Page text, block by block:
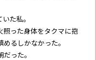
た私。
照った身体をタクマに抱
るしかなかった。
った。